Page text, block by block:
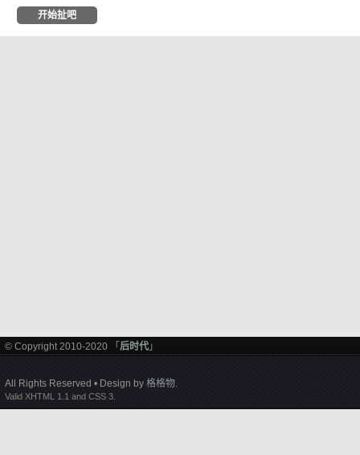
© Copyright 2010-2020 「 后时代 」
All Rights Reserved • Design by 格格物.
Valid XHTML 1.1 and CSS 3.